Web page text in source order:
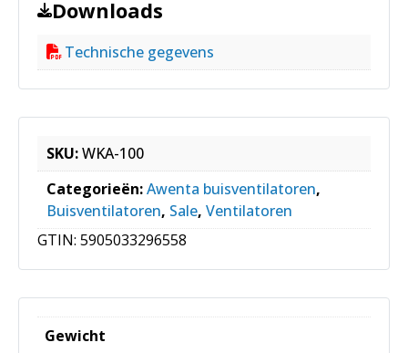
Downloads
Technische gegevens
SKU:WKA-100
Categorieën:Awenta buisventilatoren,
Buisventilatoren, Sale, Ventilatoren
GTIN: 5905033296558
Gewicht